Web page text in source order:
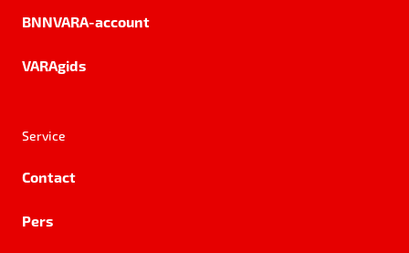
BNNVARA-account
VARAgids
Service
Contact
Pers